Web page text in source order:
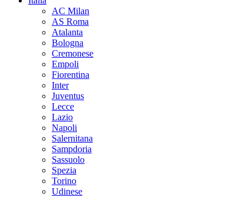
AC Milan
AS Roma
Atalanta
Bologna
Cremonese
Empoli
Fiorentina
Inter
Juventus
Lecce
Lazio
Napoli
Salernitana
Sampdoria
Sassuolo
Spezia
Torino
Udinese